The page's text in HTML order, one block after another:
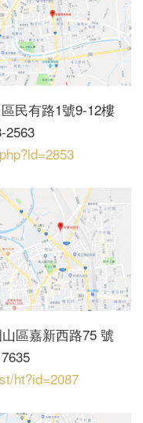
民有路1號9-12樓
2563
區嘉新西路75 號
ht?id=2087